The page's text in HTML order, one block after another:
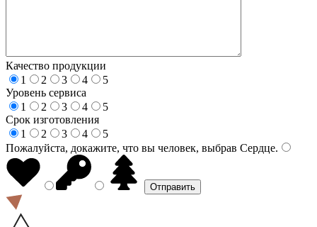
Качество продукции
1
2 3 4
5
Уровень сервиса
1
2 3 4
5
Срок изготовления
1
2 3 4
5
Пожалуйста, докажите, что вы человек, выбрав Сердце.